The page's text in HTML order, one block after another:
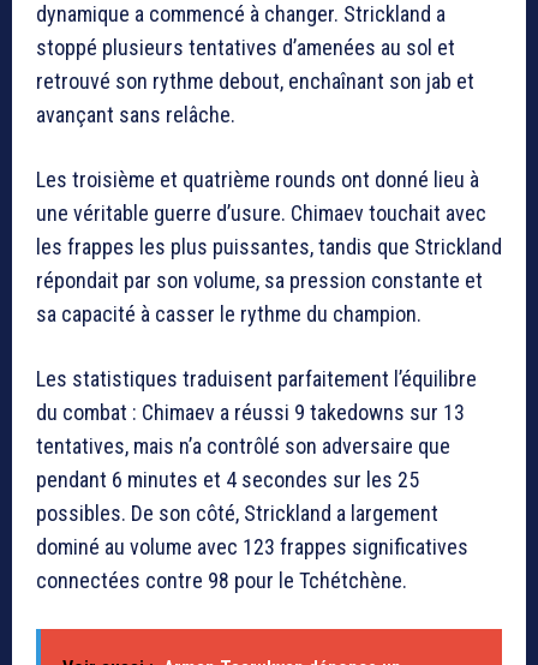
dynamique a commencé à changer. Strickland a
stoppé plusieurs tentatives d’amenées au sol et
retrouvé son rythme debout, enchaînant son jab et
avançant sans relâche.
Les troisième et quatrième rounds ont donné lieu à
une véritable guerre d’usure. Chimaev touchait avec
les frappes les plus puissantes, tandis que Strickland
répondait par son volume, sa pression constante et
sa capacité à casser le rythme du champion.
Les statistiques traduisent parfaitement l’équilibre
du combat : Chimaev a réussi 9 takedowns sur 13
tentatives, mais n’a contrôlé son adversaire que
pendant 6 minutes et 4 secondes sur les 25
possibles. De son côté, Strickland a largement
dominé au volume avec 123 frappes significatives
connectées contre 98 pour le Tchétchène.